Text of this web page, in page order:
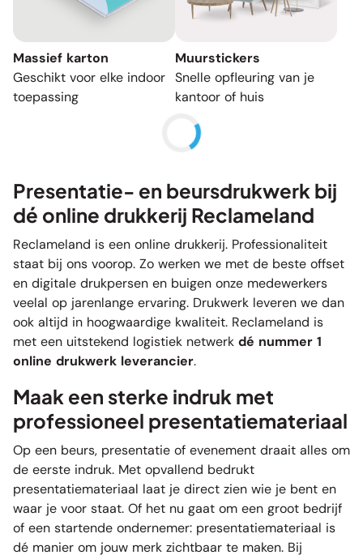
Massief karton
Geschikt voor elke indoor
toepassing
Muurstickers
Snelle opfleuring van je
kantoor of huis
Presentatie- en beursdrukwerk bij
dé online drukkerij Reclameland
Reclameland is een online drukkerij. Professionaliteit
staat bij ons voorop. Zo werken we met de beste offset
en digitale drukpersen en buigen onze medewerkers
veelal op jarenlange ervaring. Drukwerk leveren we dan
ook altijd in hoogwaardige kwaliteit. Reclameland is
met een uitstekend logistiek netwerk dé nummer 1
online drukwerk leverancier.
Maak een sterke indruk met
professioneel presentatiemateriaal
Op een beurs, presentatie of evenement draait alles om
de eerste indruk. Met opvallend bedrukt
presentatiemateriaal laat je direct zien wie je bent en
waar je voor staat. Of het nu gaat om een groot bedrijf
of een startende ondernemer: presentatiemateriaal is
dé manier om jouw merk zichtbaar te maken. Bij